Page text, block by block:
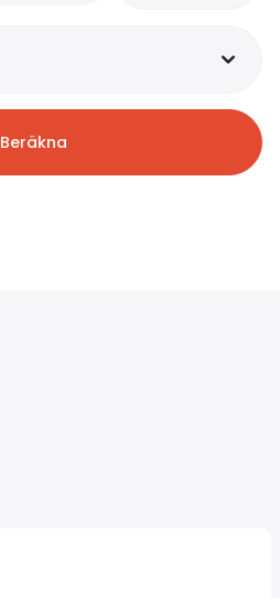
Beräkna